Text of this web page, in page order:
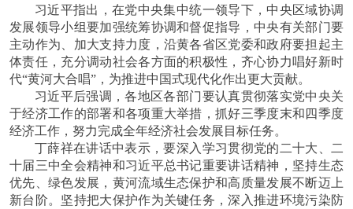
习近平指出，在党中央集中统一领导下，中央区域协调
发展领导小组要加强统筹协调和督促指导，中央有关部门要
主动作为、加大支持力度，沿黄各省区党委和政府要担起主
体责任，充分调动社会各方面的积极性，齐心协力唱好新时
代“黄河大合唱”，为推进中国式现代化作出更大贡献。
习近平后强调，各地区各部门要认真贯彻落实党中央关
于经济工作的部署和各项重大举措，抓好三季度末和四季度
经济工作，努力完成全年经济社会发展目标任务。
丁薛祥在讲话中表示，要深入学习贯彻党的二十大、二
十届三中全会精神和习近平总书记重要讲话精神，坚持生态
优先、绿色发展，黄河流域生态保护和高质量发展不断迈上
新台阶。坚持把大保护作为关键任务，深入推进环境污染防